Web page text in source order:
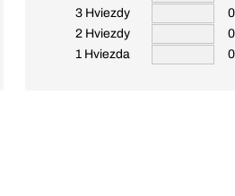
3 Hviezdy
2 Hviezdy
1 Hviezda